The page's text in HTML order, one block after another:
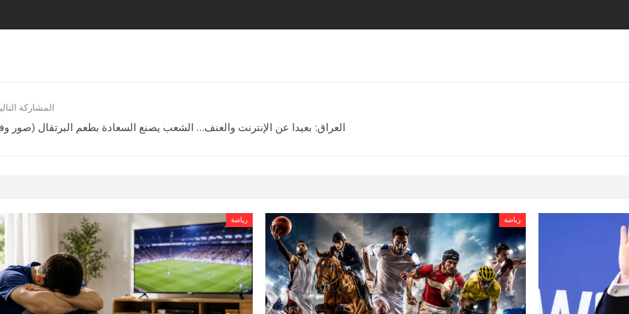
المشاركة
العراق: بعيدا عن الإنترنت والعنف… الشعب يصنع السعادة بطعم البرتقال (صور
رياضة رياضة